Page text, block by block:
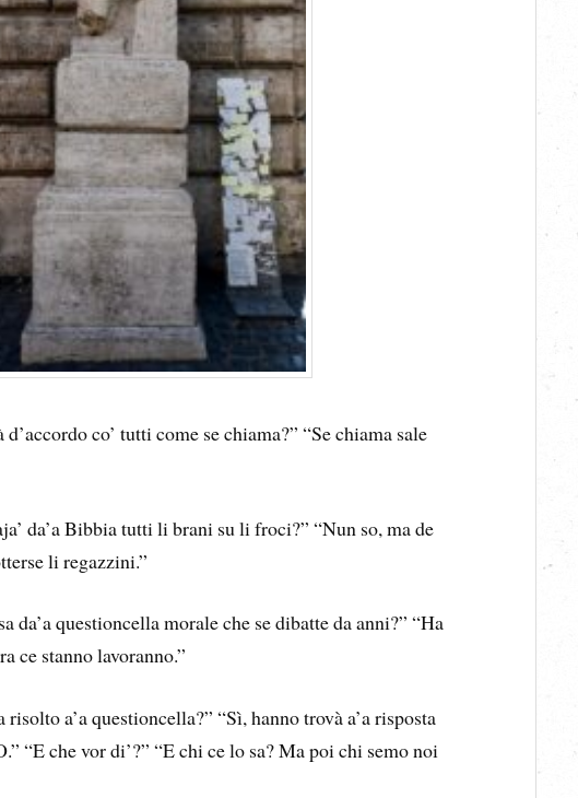
d’accordo co’ tutti come se chiama?” “Se chiama sale
da’a Bibbia tutti li brani su li froci?” “Nun so, ma de
li regazzini.”
da’a questioncella morale che se dibatte da anni?” “Ha
ce stanno lavoranno.”
risolto a’a questioncella?” “Sì, hanno trovà a’a risposta
“E che vor di’?” “E chi ce lo sa? Ma poi chi semo noi